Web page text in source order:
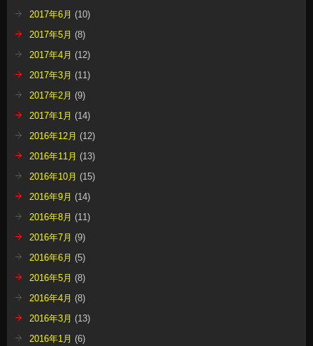
2017年6月 (10)
2017年5月 (8)
2017年4月 (12)
2017年3月 (11)
2017年2月 (9)
2017年1月 (14)
2016年12月 (12)
2016年11月 (13)
2016年10月 (15)
2016年9月 (14)
2016年8月 (11)
2016年7月 (9)
2016年6月 (5)
2016年5月 (8)
2016年4月 (8)
2016年3月 (13)
2016年1月 (6)